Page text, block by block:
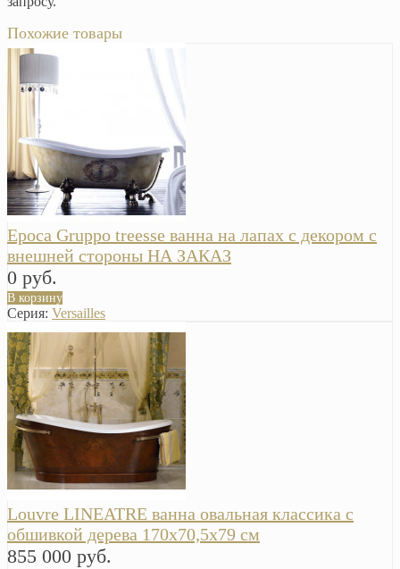
Похожие товары
Epoca Gruppo treesse ванна на лапах с декором с
внешней стороны НА ЗАКАЗ
0 руб.
В корзину
Серия: Versailles
Louvre LINEATRE ванна овальная классика с
обшивкой дерева 170х70,5х79 см
855 000 руб.